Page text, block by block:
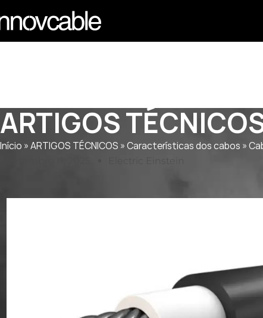
ARTIGOS
Início »ARTIGOS TÉCNICOS »Características dos cabos »